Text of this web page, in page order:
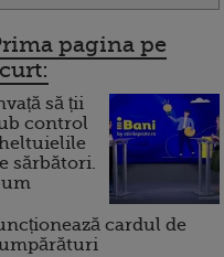
pagina pe
să ții
control
sărbători.
cardul de